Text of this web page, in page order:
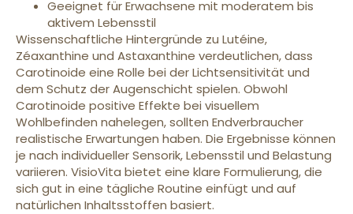
Geeignet für Erwachsene mit moderatem bis
aktivem Lebensstil
Wissenschaftliche Hintergründe zu Lutéine,
Zéaxanthine und Astaxanthine verdeutlichen, dass
Carotinoide eine Rolle bei der Lichtsensitivität und
dem Schutz der Augenschicht spielen. Obwohl
Carotinoide positive Effekte bei visuellem
Wohlbefinden nahelegen, sollten Endverbraucher
realistische Erwartungen haben. Die Ergebnisse können
je nach individueller Sensorik, Lebensstil und Belastung
variieren. VisioVita bietet eine klare Formulierung, die
sich gut in eine tägliche Routine einfügt und auf
natürlichen Inhaltsstoffen basiert.